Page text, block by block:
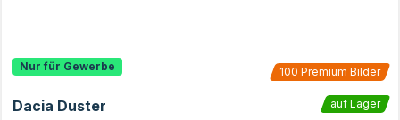
100 Premium Bilder
Nur für Gewerbe
Dacia Duster
auf Lager